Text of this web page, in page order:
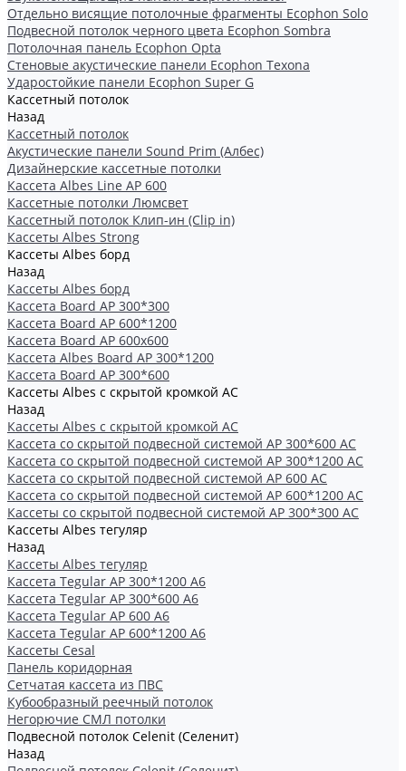
Отдельно висящие потолочные фрагменты Ecophon Solo
Подвесной потолок черного цвета Ecophon Sombra
Потолочная панель Ecophon Opta
Стеновые акустические панели Ecophon Texona
Ударостойкие панели Ecophon Super G
Кассетный потолок
Назад
Кассетный потолок
Акустические панели Sound Prim (Албес)
Дизайнерские кассетные потолки
Кассета Albes Line AP 600
Кассетные потолки Люмсвет
Кассетный потолок Клип-ин (Clip in)
Кассеты Albes Strong
Кассеты Albes борд
Назад
Кассеты Albes борд
Kассета Board AP 300*300
Kассета Board AP 600*1200
Kассета Board AP 600x600
Кассетa Albes Board AP 300*1200
Кассета Board AP 300*600
Кассеты Albes с скрытой кромкой AC
Назад
Кассеты Albes с скрытой кромкой AC
Кассетa со скрытой подвесной системой АР 300*600 AC
Кассета со скрытой подвесной системой АР 300*1200 AC
Кассета со скрытой подвесной системой АР 600 AC
Кассета со скрытой подвесной системой АР 600*1200 AC
Кассеты со скрытой подвесной системой АР 300*300 АС
Кассеты Albes тегуляр
Назад
Кассеты Albes тегуляр
Кассета Tegular AP 300*1200 А6
Кассета Tegular AP 300*600 А6
Кассета Tegular AP 600 A6
Кассета Tegular AP 600*1200 А6
Кассеты Cesal
Панель коридорная
Сетчатая кассета из ПВС
Кубообразный реечный потолок
Негорючие СМЛ потолки
Подвесной потолок Celenit (Селенит)
Назад